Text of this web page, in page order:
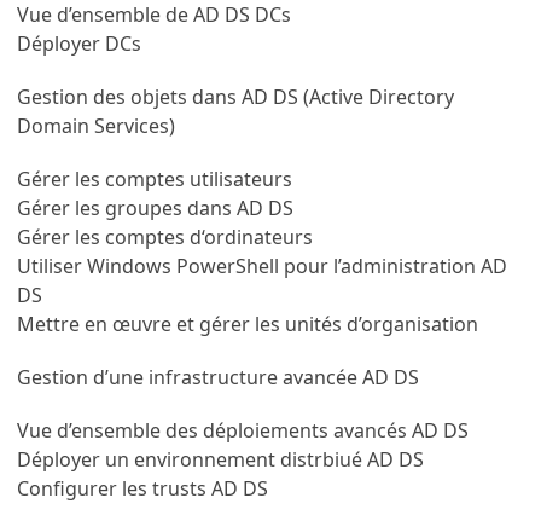
Vue d’ensemble de AD DS DCs
Déployer DCs
Gestion des objets dans AD DS (Active Directory
Domain Services)
Gérer les comptes utilisateurs
Gérer les groupes dans AD DS
Gérer les comptes d‘ordinateurs
Utiliser Windows PowerShell pour l’administration AD
DS
Mettre en œuvre et gérer les unités d’organisation
Gestion d’une infrastructure avancée AD DS
Vue d’ensemble des déploiements avancés AD DS
Déployer un environnement distrbiué AD DS
Configurer les trusts AD DS